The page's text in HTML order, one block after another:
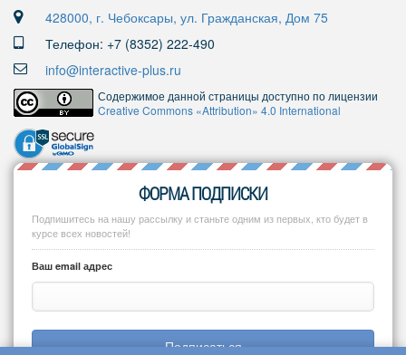
428000, г. Чебоксары, ул. Гражданская, Дом 75
Телефон: +7 (8352) 222-490
info@interactive-plus.ru
Содержимое данной страницы доступно по лицензии
Creative Commons «Attribution» 4.0 International
ФОРМА ПОДПИСКИ
Подпишитесь на нашу рассылку и станьте одним из первых, кто будет в
курсе всех новостей!
Ваш email адрес
Подписаться